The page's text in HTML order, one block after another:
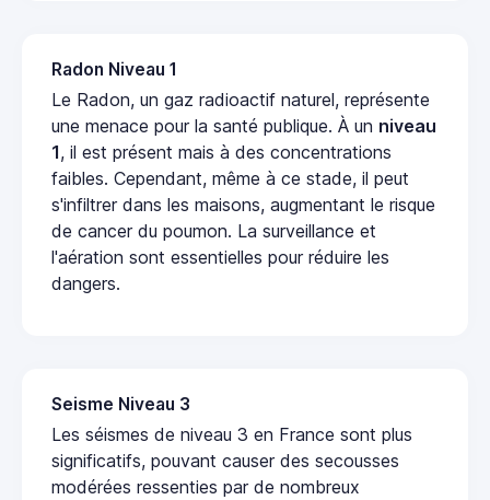
Radon Niveau 1
Le Radon, un gaz radioactif naturel, représente
une menace pour la santé publique. À un niveau
1, il est présent mais à des concentrations
faibles. Cependant, même à ce stade, il peut
s'infiltrer dans les maisons, augmentant le risque
de cancer du poumon. La surveillance et
l'aération sont essentielles pour réduire les
dangers.
Seisme Niveau 3
Les séismes de niveau 3 en France sont plus
significatifs, pouvant causer des secousses
modérées ressenties par de nombreux